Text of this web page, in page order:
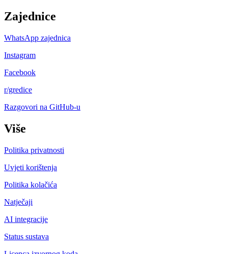
Zajednice
WhatsApp zajednica
Instagram
Facebook
r/gredice
Razgovori na GitHub-u
Više
Politika privatnosti
Uvjeti korištenja
Politika kolačića
Natječaji
AI integracije
Status sustava